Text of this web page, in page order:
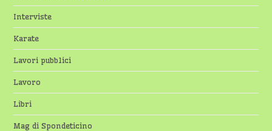
Interviste
Karate
Lavori pubblici
Lavoro
Libri
Mag di Spondeticino